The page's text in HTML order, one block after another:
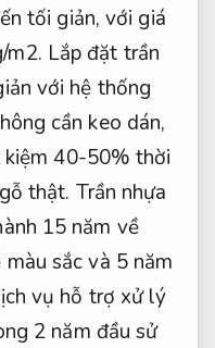
tối giản, với giá
Lắp đặt trần
với hệ thống
cần keo dán,
40-50% thời
thật. Trần nhựa
15 năm về
sắc và 5 năm
vụ hỗ trợ xử lý
2 năm đầu sử